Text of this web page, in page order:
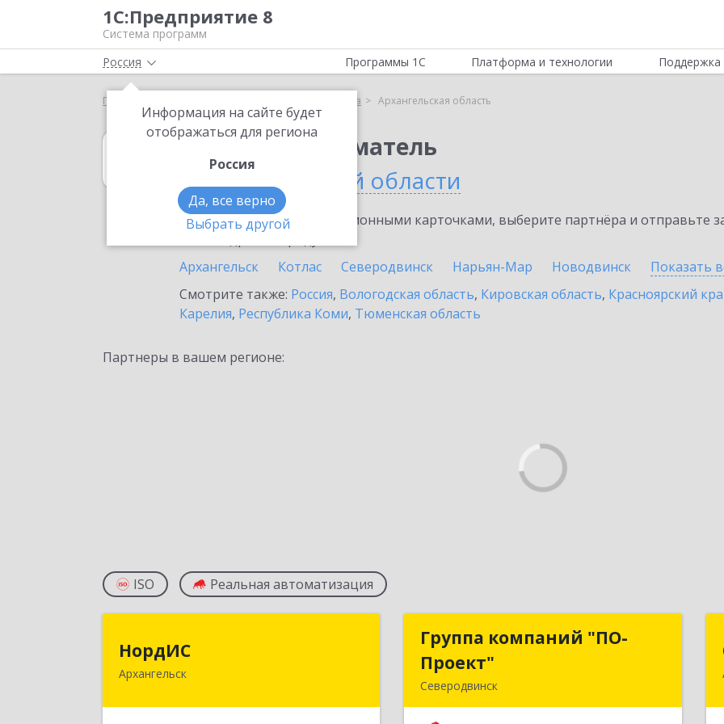
1С:Предприятие 8
Система программ
Россия
Информация на сайте будет
отображаться для региона
Россия
Да, все верно
Выбрать другой
Программы 1С Платформа и технологии Поддержка
Главная Выбор партнёра Архангельская область
1С:Предприниматель
в Архангельской области
Ознакомьтесь с информационными карточками, выберите партнёра и отправьте
Архангельск
Котлас Северодвинск Нарьян-Мар Новодвинск Показать
Смотрите также: Россия, Вологодская область, Кировская область, Красноярский
Карелия, Республика Коми, Тюменская область
Партнеры в вашем регионе:
ISO Реальная автоматизация
НордИС
Архангельск
Группа компаний "ПО-
Проект"
Северодвинск
Группа компаний "ПО-